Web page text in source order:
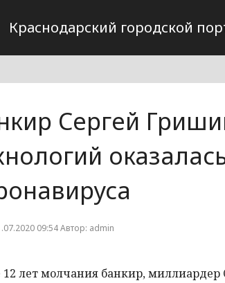
Краснодарский городской
Сергей
09:54 Автор: admin
12 лет молчания банкир,